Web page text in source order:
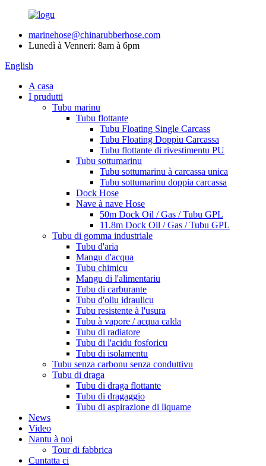
marinehose@chinarubberhose.com
Lunedì à Venneri: 8am à 6pm
English
A casa
I prudutti
Tubu marinu
Tubu flottante
Tubu Floating Single Carcass
Tubu Floating Doppiu Carcassa
Tubu flottante di rivestimentu PU
Tubu sottumarinu
Tubu sottumarinu à carcassa unica
Tubu sottumarinu doppia carcassa
Dock Hose
Nave à nave Hose
50m Dock Oil / Gas / Tubu GPL
11.8m Dock Oil / Gas / Tubu GPL
Tubu di gomma industriale
Tubu d'aria
Mangu d'acqua
Tubu chimicu
Mangu di l'alimentariu
Tubu di carburante
Tubu d'oliu idraulicu
Tubu resistente à l'usura
Tubu à vapore / acqua calda
Tubu di radiatore
Tubu di l'acidu fosforicu
Tubu di isolamentu
Tubu senza carbonu senza conduttivu
Tubu di draga
Tubu di draga flottante
Tubu di dragaggio
Tubu di aspirazione di liquame
News
Video
Nantu à noi
Tour di fabbrica
Cuntatta ci